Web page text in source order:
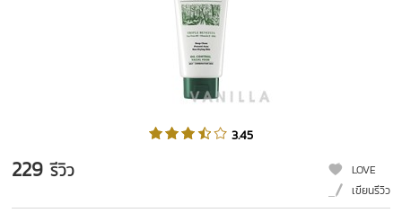
3.45
229 รีวิว
LOVE
เขียนรีวิว